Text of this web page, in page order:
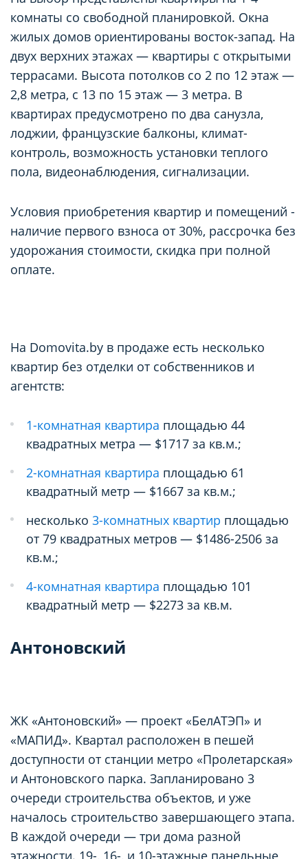
комнаты со свободной планировкой. Окна
жилых домов ориентированы восток-запад. На
двух верхних этажах — квартиры с открытыми
террасами. Высота потолков со 2 по 12 этаж —
2,8 метра, с 13 по 15 этаж — 3 метра. В
квартирах предусмотрено по два санузла,
лоджии, французские балконы, климат-
контроль, возможность установки теплого
пола, видеонаблюдения, сигнализации.
Условия приобретения квартир и помещений -
наличие первого взноса от 30%, рассрочка без
удорожания стоимости, скидка при полной
оплате.
На Domovita.by в продаже есть несколько
квартир без отделки от собственников и
агентств:
1-комнатная квартира площадью 44
квадратных метра — $1717 за кв.м.;
2-комнатная квартира площадью 61
квадратный метр — $1667 за кв.м.;
несколько 3-комнатных квартир площадью
от 79 квадратных метров — $1486-2506 за
кв.м.;
4-комнатная квартира площадью 101
квадратный метр — $2273 за кв.м.
Антоновский
ЖК «Антоновский» — проект «БелАТЭП» и
«МАПИД». Квартал расположен в пешей
доступности от станции метро «Пролетарская»
и Антоновского парка. Запланировано 3
очереди строительства объектов, и уже
началось строительство завершающего этапа.
В каждой очереди — три дома разной
этажности. 19-, 16-, и 10-этажные панельные